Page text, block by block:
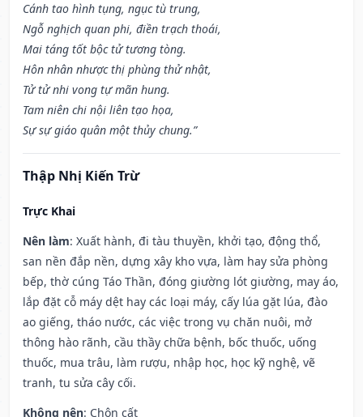
Cánh tao hình tụng, ngục tù trung,
Ngỗ nghịch quan phi, điền trạch thoái,
Mai táng tốt bộc tử tương tòng.
Hôn nhân nhược thị phùng thử nhật,
Tử tử nhi vong tự mãn hung.
Tam niên chi nội liên tạo họa,
Sự sự giáo quân một thủy chung.”
Thập Nhị Kiến Trừ
Trực Khai
Nên làm: Xuất hành, đi tàu thuyền, khởi tạo, động thổ,
san nền đắp nền, dựng xây kho vựa, làm hay sửa phòng
bếp, thờ cúng Táo Thần, đóng giường lót giường, may áo,
lắp đặt cỗ máy dệt hay các loại máy, cấy lúa gặt lúa, đào
ao giếng, tháo nước, các việc trong vụ chăn nuôi, mở
thông hào rãnh, cầu thầy chữa bệnh, bốc thuốc, uống
thuốc, mua trâu, làm rượu, nhập học, học kỹ nghệ, vẽ
tranh, tu sửa cây cối.
Không nên: Chôn cất